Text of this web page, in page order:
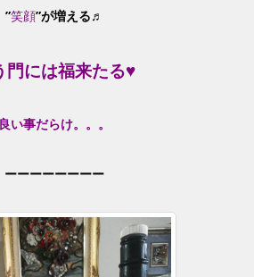
”笑顔”が増える♬
門には福来たる♥
良い事だらけ。。。
ーーーーーーーー